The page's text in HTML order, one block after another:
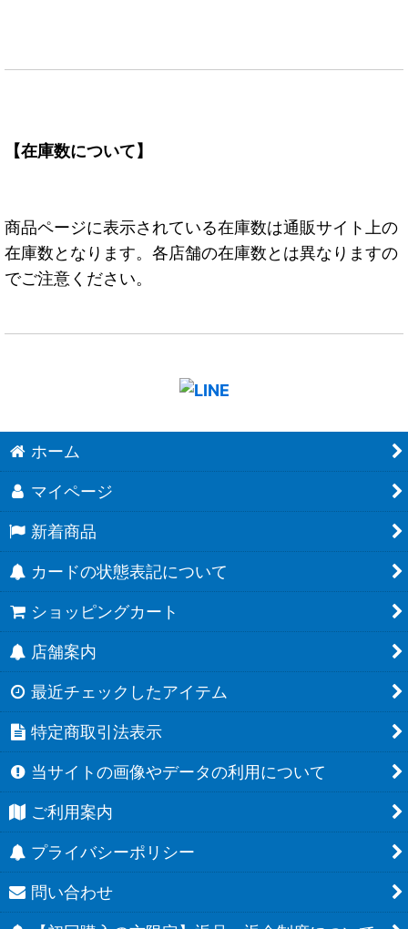
【在庫数について】
商品ページに表示されている在庫数は通販サイト上の
在庫数となります。各店舗の在庫数とは異なりますの
でご注意ください。
ホーム
マイページ
新着商品
カードの状態表記について
ショッピングカート
店舗案内
最近チェックしたアイテム
特定商取引法表示
当サイトの画像やデータの利用について
ご利用案内
プライバシーポリシー
問い合わせ